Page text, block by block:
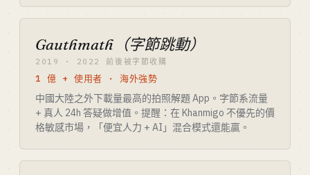
Gauthmath（字節跳動）
2019 · 2022 前後被字節收購
1 億 + 使用者 · 海外強勢
中國大陸之外下載量最高的拍照解題 App。字節系流量
+ 真人 24h 答疑做增值。提醒：在 Khanmigo 不優先的價
格敏感市場，「便宜人力 + AI」混合模式還能贏。